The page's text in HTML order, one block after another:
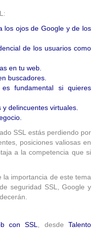
los ojos de Google y de los
de los usuarios como
en tu web.
buscadores.
fundamental si quieres
delincuentes virtuales.
SSL estás perdiendo por
posiciones valiosas en
a la competencia que si
la importancia de este tema
seguridad SSL, Google y
con SSL , desdeTalento